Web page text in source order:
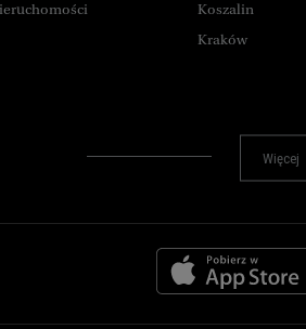
Koszalin
Kraków
Olsztyn
Opole
Poznań
Radom
Rybnik
Więcej